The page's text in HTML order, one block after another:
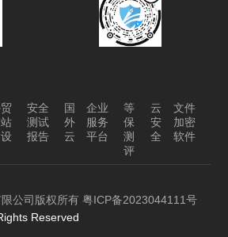
安全
测试
报告
国
外
云
企业
服务
平台
等
保
测
评
云
安
全
文件
加密
软件
限公司版权所有粤ICP备2023044111号
Reserved